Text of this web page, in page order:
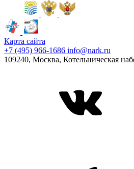
Карта сайта
+7 (495) 966-1686 info@nark.ru
109240, Москва, Котельническая